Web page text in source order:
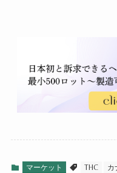
マーケット THC カ